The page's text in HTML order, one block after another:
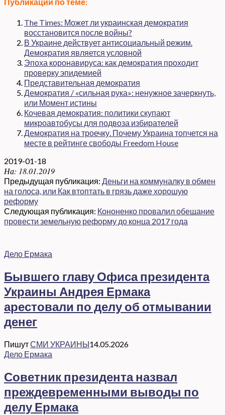
The Times: Может ли украинская демократия
восстановится после войны?
В Украине действует антисоциальный режим.
Демократия является условной
Эпоха коронавируса: как демократия проходит
проверку эпидемией
Представительная демократия
Демократия / «сильная рука»: ненужное зачеркнуть,
или Момент истины
Кочевая демократия: политики скупают
микроавтобусы для подвоза избирателей
Демократия на троечку. Почему Украина топчется на
месте в рейтинге свободы Freedom House
2019-01-18
На: 18.01.2019
Предыдущая публикация: Деньги на коммуналку в обмен
на голоса, или Как втоптать в грязь даже хорошую
реформу
Следующая публикация: Кононенко провалил обещание
провести земельную реформу до конца 2017 года
Дело Ермака
Бывшего главу Офиса президента
Украины Андрея Ермака
арестовали по делу об отмывании
денег
ПишутСМИ УКРАИНЫ14.05.2026
Дело Ермака
Советник президента назвал
преждевременными выводы по
делу Ермака